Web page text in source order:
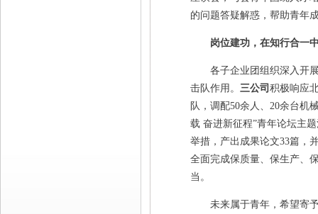
的问题答疑解惑，帮助青年
岗位建功，在知行合一
各子企业团组织深入开展“
击队作用。 三公司 积极响应
队，调配50余人、20余台机
载 奋进新征程”青年论坛主
举措，产出成果论文33篇，
全面完成保质量、保生产、
当。
未来属于青年，希望寄予